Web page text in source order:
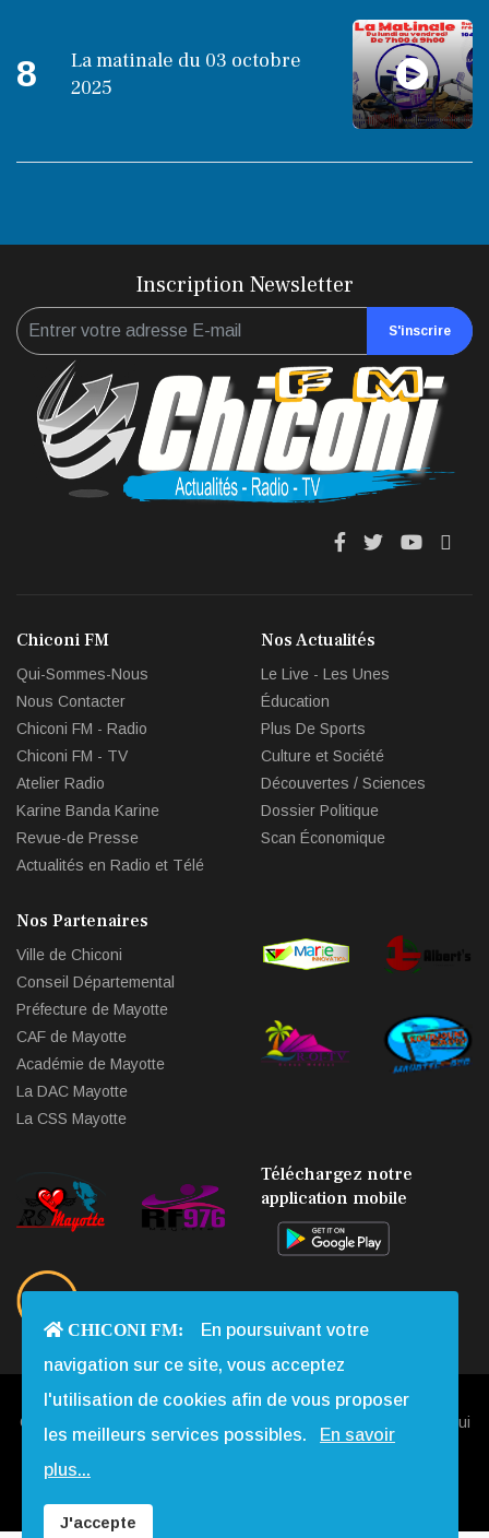
8
La matinale du 03 octobre
2025
Inscription Newsletter
S'inscrire
fa
fa
fab
Chiconi FM
Qui-Sommes-Nous
Nous Contacter
Chiconi FM - Radio
Chiconi FM - TV
Atelier Radio
Karine Banda Karine
Revue-de Presse
Actualités en Radio et Télé
Nos Actualités
Le Live - Les Unes
Éducation
Plus De Sports
Culture et Société
Découvertes / Sciences
Dossier Politique
Scan Économique
Nos Partenaires
Ville de Chiconi
Conseil Départemental
Préfecture de Mayotte
CAF de Mayotte
Académie de Mayotte
La DAC Mayotte
La CSS Mayotte
Téléchargez notre
application mobile
Copyright © 2013 - 2026 Chiconi FM. Tous Droits Réservés |
Qui
CHICONI FM:
En poursuivant votre
navigation sur ce site, vous acceptez
l'utilisation de cookies afin de vous proposer
les meilleurs services possibles.
En savoir
plus...
J'accepte